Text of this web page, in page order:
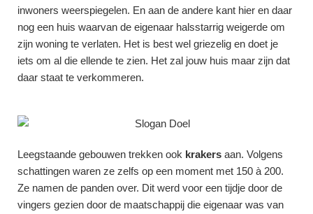
inwoners weerspiegelen. En aan de andere kant hier en daar
nog een huis waarvan de eigenaar halsstarrig weigerde om
zijn woning te verlaten. Het is best wel griezelig en doet je
iets om al die ellende te zien. Het zal jouw huis maar zijn dat
daar staat te verkommeren.
Leegstaande gebouwen trekken ook krakers aan. Volgens
schattingen waren ze zelfs op een moment met 150 à 200.
Ze namen de panden over. Dit werd voor een tijdje door de
vingers gezien door de maatschappij die eigenaar was van